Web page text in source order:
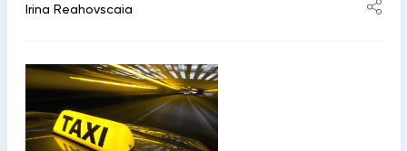
Irina Reahovscaia